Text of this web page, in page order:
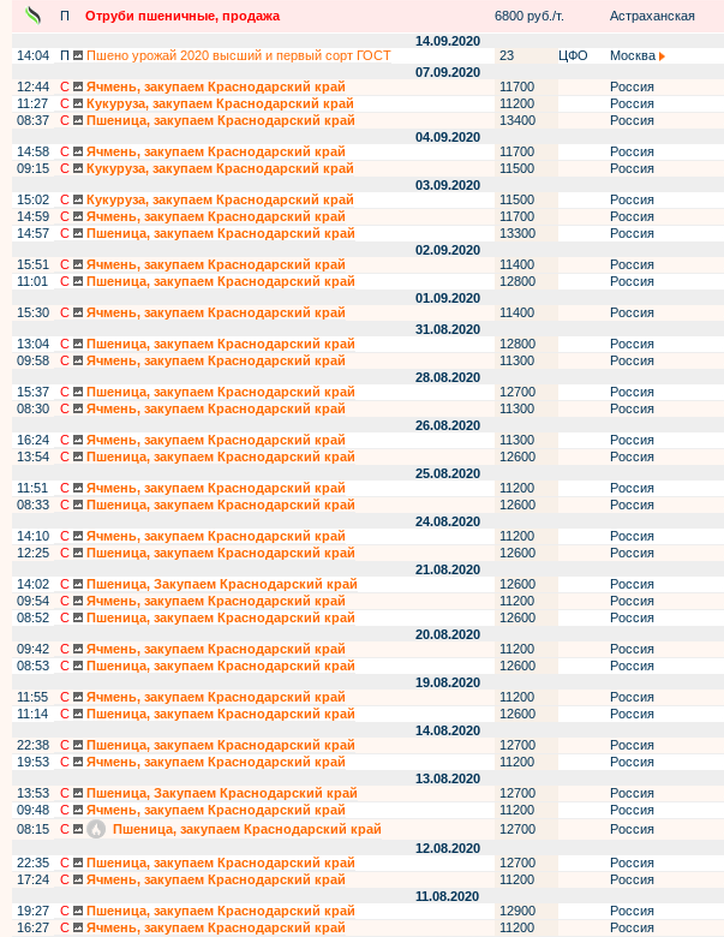
П
Отруби пшеничные, продажа 6800 руб./т. Астраханская
14.09.2020
14:04
П Пшено урожай 2020 высший и первый сорт ГОСТ 23 ЦФО Москва
07.09.2020
12:44
С Ячмень, закупаем Краснодарский край 11700 Россия
11:27
С Кукуруза, закупаем Краснодарский край 11200 Россия
08:37
С Пшеница, закупаем Краснодарский край 13400 Россия
04.09.2020
14:58
С Ячмень, закупаем Краснодарский край 11700 Россия
09:15
С Кукуруза, закупаем Краснодарский край 11500 Россия
03.09.2020
15:02
С Кукуруза, закупаем Краснодарский край 11500 Россия
14:59
С Ячмень, закупаем Краснодарский край 11700 Россия
14:57
С Пшеница, закупаем Краснодарский край 13300 Россия
02.09.2020
15:51
С Ячмень, закупаем Краснодарский край 11400 Россия
11:01
С Пшеница, закупаем Краснодарский край 12800 Россия
01.09.2020
15:30
С Ячмень, закупаем Краснодарский край 11400 Россия
31.08.2020
13:04
С Пшеница, закупаем Краснодарский край 12800 Россия
09:58
С Ячмень, закупаем Краснодарский край 11300 Россия
28.08.2020
15:37
С Пшеница, закупаем Краснодарский край 12700 Россия
08:30
С Ячмень, закупаем Краснодарский край 11300 Россия
26.08.2020
16:24
С Ячмень, закупаем Краснодарский край 11300 Россия
13:54
С Пшеница, закупаем Краснодарский край 12600 Россия
25.08.2020
11:51
С Ячмень, закупаем Краснодарский край 11200 Россия
08:33
С Пшеница, закупаем Краснодарский край 12600 Россия
24.08.2020
14:10
С Ячмень, закупаем Краснодарский край 11200 Россия
12:25
С Пшеница, закупаем Краснодарский край 12600 Россия
21.08.2020
14:02
С Пшеница, Закупаем Краснодарский край 12600 Россия
09:54
С Ячмень, закупаем Краснодарский край 11200 Россия
08:52
С Пшеница, закупаем Краснодарский край 12600 Россия
20.08.2020
09:42
С Ячмень, закупаем Краснодарский край 11200 Россия
08:53
С Пшеница, закупаем Краснодарский край 12600 Россия
19.08.2020
11:55
С Ячмень, закупаем Краснодарский край 11200 Россия
11:14
С Пшеница, закупаем Краснодарский край 12600 Россия
14.08.2020
22:38
С Пшеница, закупаем Краснодарский край 12700 Россия
19:53
С Ячмень, закупаем Краснодарский край 11200 Россия
13.08.2020
13:53
С Пшеница, Закупаем Краснодарский край 12700 Россия
09:48
С Ячмень, закупаем Краснодарский край 11200 Россия
08:15
С Пшеница, закупаем Краснодарский край 12700 Россия
12.08.2020
22:35
С Пшеница, закупаем Краснодарский край 12700 Россия
17:24
С Ячмень, закупаем Краснодарский край 11200 Россия
11.08.2020
19:27
С Пшеница, закупаем Краснодарский край 12900 Россия
16:27
С Ячмень, закупаем Краснодарский край 11200 Россия